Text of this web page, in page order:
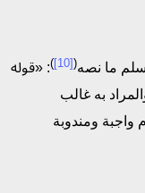
ما نصه(
[10]
): «قوله
به غالب
واجبة ومندوبة